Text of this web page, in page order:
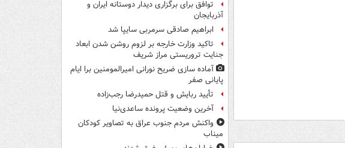
توافق برای برگزاری دیدار دوستانه ایران و
آذربایجان
ابراهیم صادقی سرمربی سایپا شد
تاکید وزارت خارجه بر لزوم روشن شدن ابعاد
جنایت تروریستی مراز شریف
آماده سازی ضریح نورانی امیرالمومنین برا ایام
پایانی صفر
تأیید ربایش و قتل حمیدرضا رجب‌زاده
آخرین وضعیت پرونده ساعدی‌نیا
واکنش مردم جنوب عراق به تصاویر کودکان
میناب